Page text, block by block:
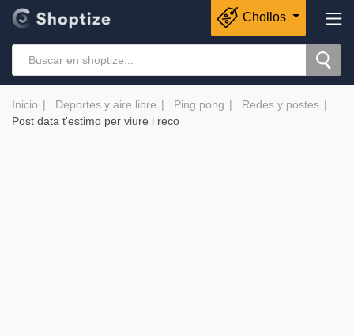
Chollos
Inicio Deportes y aire libre Ping pong
Redes y postes
Post data t'estimo per viure i reco